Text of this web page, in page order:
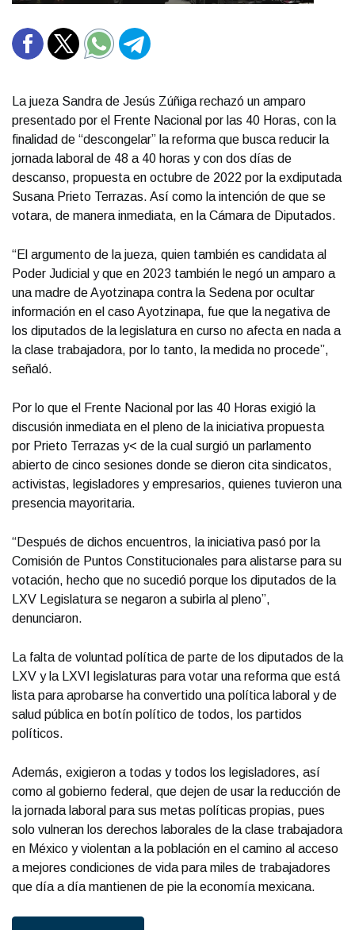
La jueza Sandra de Jesús Zúñiga rechazó un amparo
presentado por el Frente Nacional por las 40 Horas, con la
finalidad de “descongelar” la reforma que busca reducir la
jornada laboral de 48 a 40 horas y con dos días de
descanso, propuesta en octubre de 2022 por la exdiputada
Susana Prieto Terrazas. Así como la intención de que se
votara, de manera inmediata, en la Cámara de Diputados.
“El argumento de la jueza, quien también es candidata al
Poder Judicial y que en 2023 también le negó un amparo a
una madre de Ayotzinapa contra la Sedena por ocultar
información en el caso Ayotzinapa, fue que la negativa de
los diputados de la legislatura en curso no afecta en nada a
la clase trabajadora, por lo tanto, la medida no procede”,
señaló.
Por lo que el Frente Nacional por las 40 Horas exigió la
discusión inmediata en el pleno de la iniciativa propuesta
por Prieto Terrazas y< de la cual surgió un parlamento
abierto de cinco sesiones donde se dieron cita sindicatos,
activistas, legisladores y empresarios, quienes tuvieron una
presencia mayoritaria.
“Después de dichos encuentros, la iniciativa pasó por la
Comisión de Puntos Constitucionales para alistarse para su
votación, hecho que no sucedió porque los diputados de la
LXV Legislatura se negaron a subirla al pleno”,
denunciaron.
La falta de voluntad política de parte de los diputados de la
LXV y la LXVI legislaturas para votar una reforma que está
lista para aprobarse ha convertido una política laboral y de
salud pública en botín político de todos, los partidos
políticos.
Además, exigieron a todas y todos los legisladores, así
como al gobierno federal, que dejen de usar la reducción de
la jornada laboral para sus metas políticas propias, pues
solo vulneran los derechos laborales de la clase trabajadora
en México y violentan a la población en el camino al acceso
a mejores condiciones de vida para miles de trabajadores
que día a día mantienen de pie la economía mexicana.